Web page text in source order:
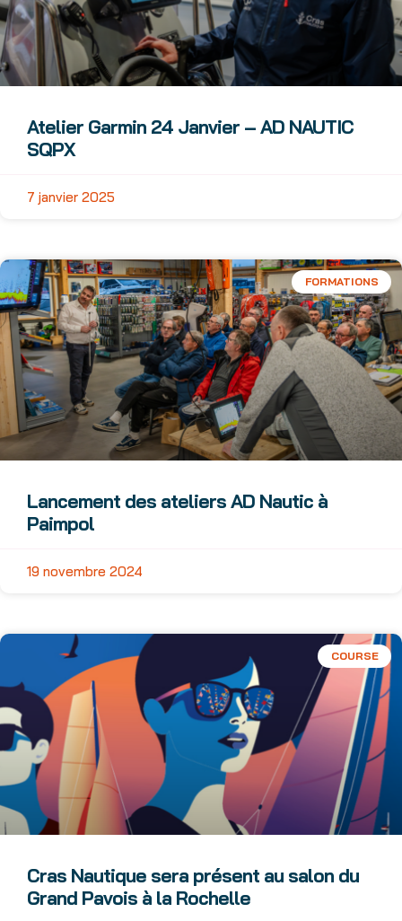
Atelier Garmin 24 Janvier – AD NAUTIC
SQPX
7 janvier 2025
FORMATIONS
Lancement des ateliers AD Nautic à
Paimpol
19 novembre 2024
COURSE
Cras Nautique sera présent au salon du
Grand Pavois à la Rochelle